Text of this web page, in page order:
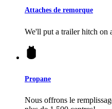
Attaches de remorque
We'll put a trailer hitch on
Propane
Nous offrons le